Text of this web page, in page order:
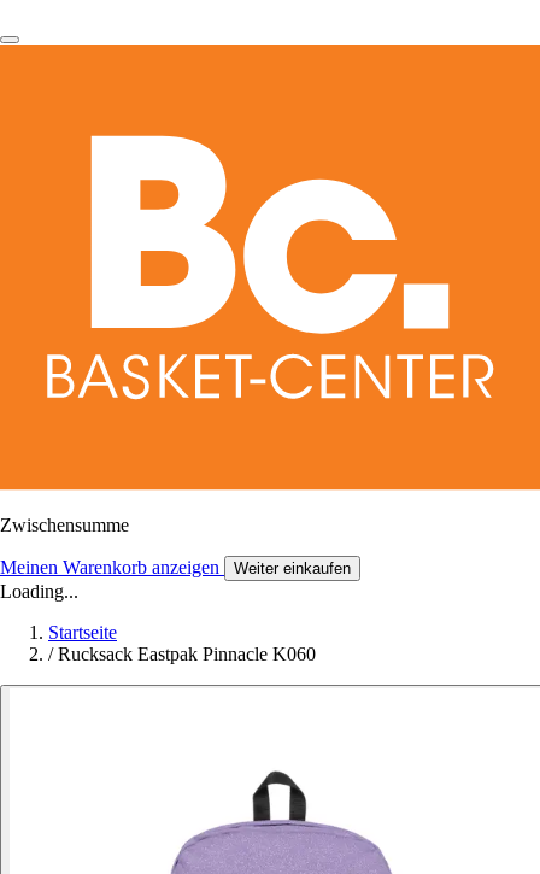
Zwischensumme
Meinen Warenkorb anzeigen Weiter einkaufen
Loading...
Startseite
/ Rucksack Eastpak Pinnacle K060